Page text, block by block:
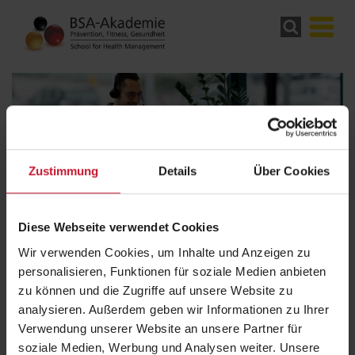
Zustimmung Details Über Cookies
Diese Webseite verwendet Cookies
Wir verwenden Cookies, um Inhalte und Anzeigen zu
personalisieren, Funktionen für soziale Medien anbieten
zu können und die Zugriffe auf unsere Website zu
analysieren. Außerdem geben wir Informationen zu Ihrer
Verwendung unserer Website an unsere Partner für
soziale Medien, Werbung und Analysen weiter. Unsere
Verbraucherschlichtung
Die BSA Akademie ist bereit, an
Streitbeilegungsverfahren bei einer
Verbraucherschlichtungsstelle teilzunehmen.